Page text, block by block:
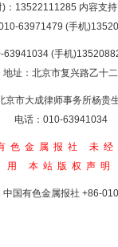
：13522111285 内容支
63971479 (手机
63941034 (手机
地址：北京市复兴路乙十
市大成律师事务所杨贵
电话：010-63941034
色金属报社
未经
用 本站版权声明
中国有色金属报社 +86-